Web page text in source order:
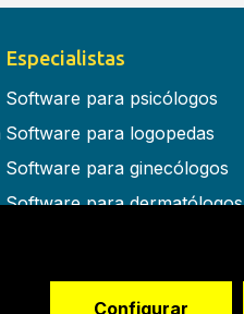
Especialistas
Software para psicólogos
Software para logopedas
Software para ginecólogos
Software para dermatólogos
Software para otorrinos
Configurar